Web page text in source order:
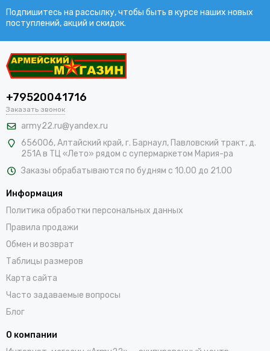
Подпишитесь на рассылку, чтобы быть в курсе наших новых
поступлений, акций и скидок.
+79520041716
Заказать звонок
army22.ru@yandex.ru
656006, Алтайский край,г. Барнаул, Павловский тракт, д.
251А в ТЦ «Лето» рядом с супермаркетом Мария-ра
Заказы обрабатываются по будням с 10.00 до 21.00
Информация
Политика обработки персональных данных
Правила продажи
Обмен и возврат
Таблицы размеров
Карта сайта
Часто задаваемые вопросы
Блог
О компании